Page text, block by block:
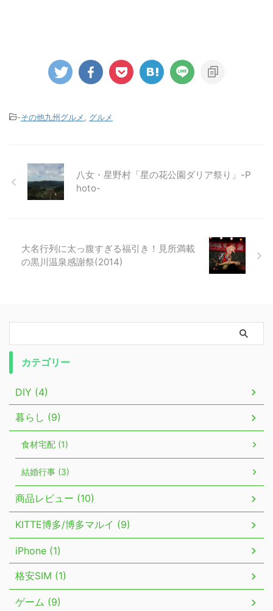
-その他九州グルメ グルメ
八女・星野村「星の花公園ダリア祭り」-P
hoto-
大名行列に太っ腹すぎる福引き！見所満載
の黒川温泉感謝祭(2014)
カテゴリー
DIY (4)
暮らし (9)
食材宅配 (1)
結婚行事 (3)
商品レビュー (10)
KITTE博多/博多マルイ (9)
iPhone (1)
格安SIM (1)
ゲーム (9)